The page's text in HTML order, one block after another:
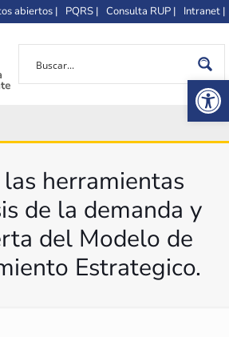
abiertos | PQRS | Consulta RUP | Intranet |
herramientas
de la demanda y
del Modelo de
Estrategico.